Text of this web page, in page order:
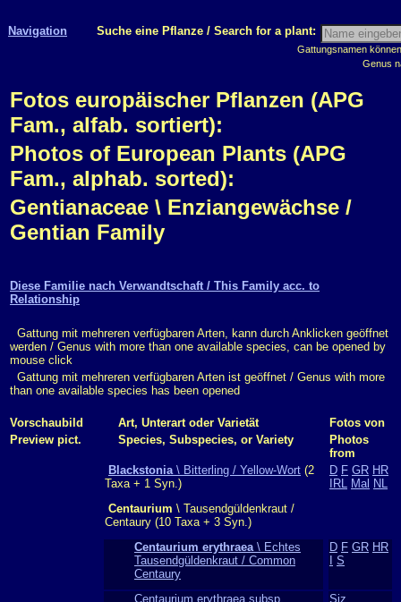
Navigation Suche eine Pflanze / Search for a plant:
Gattungsnamen
Genus
Fotos europäischer Pflanzen (APG
Fam., alfab. sortiert):
Photos of European Plants (APG
Fam., alphab. sorted):
Gentianaceae \ Enziangewächse /
Gentian Family
Diese Familie nach Verwandtschaft / This Family acc. to
Relationship
Gattung mit mehreren verfügbaren Arten, kann durch Anklicken geöffnet
werden / Genus with more than one available species, can be opened by
mouse click
Gattung mit mehreren verfügbaren Arten ist geöffnet / Genus with more
than one available species has been opened
Vorschaubild Art, Unterart oder Varietät
Fotos von
Preview pict.
Species, Subspecies, or Variety
Photos
from
Blackstonia\ Bitterling / Yellow-Wort (2
Taxa + 1 Syn.)
D F GR HR
IRL Mal NL
Centaurium \ Tausendgüldenkraut /
Centaury (10 Taxa + 3 Syn.)
Centaurium erythraea\ Echtes
Tausendgüldenkraut / Common
Centaury
D F GR HR
S
Centaurium erythraea subsp.
Siz